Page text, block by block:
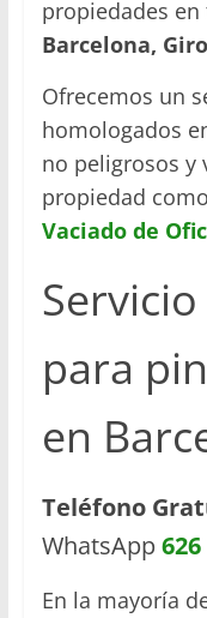
propiedades
Barcelona,
Ofrecemos un
homologados
no peligrosos y
propiedad
Vaciado de
para
en
Teléfono
WhatsApp 626
En la mayoría